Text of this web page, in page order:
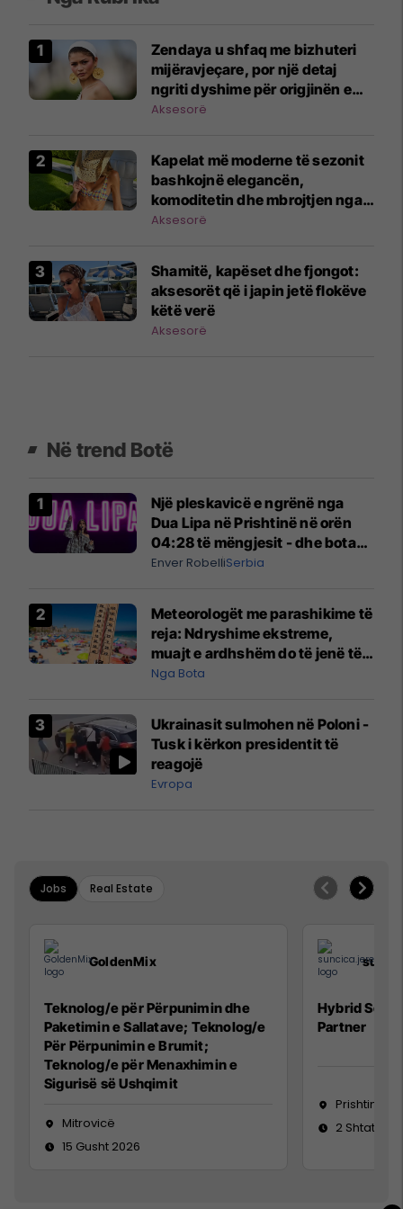
Zendaya u shfaq me bizhuteri
mijëravjeçare, por një detaj
ngriti dyshime për origjinën e
tyre
Aksesorë
Kapelat më moderne të sezonit
bashkojnë elegancën,
komoditetin dhe mbrojtjen nga
dielli
Aksesorë
Shamitë, kapëset dhe fjongot:
aksesorët që i japin jetë flokëve
këtë verë
Aksesorë
Në trend Botë
Një pleskavicë e ngrënë nga
Dua Lipa në Prishtinë në orën
04:28 të mëngjesit - dhe bota
digjitale serbe shpall gjendjen e
Enver RobelliSerbia
Meteorologët me parashikime të
reja: Ndryshime ekstreme,
muajt e ardhshëm do të jenë të
pazakontë
Nga Bota
Ukrainasit sulmohen në Poloni -
Tusk i kërkon presidentit të
reagojë
Evropa
Jobs Real Estate
GoldenMix
Teknolog/e për Përpunimin dhe
Paketimin e Sallatave; Teknolog/e
Për Përpunimin e Brumit;
Teknolog/e për Menaxhimin e
Sigurisë së Ushqimit
Mitrovicë
15 Gusht 2026
Hybrid
Partner
Prishtinë
2 Shtator